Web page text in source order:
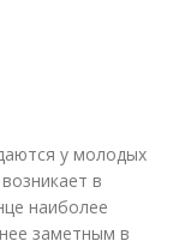
у молодых
в
наиболее
заметным в